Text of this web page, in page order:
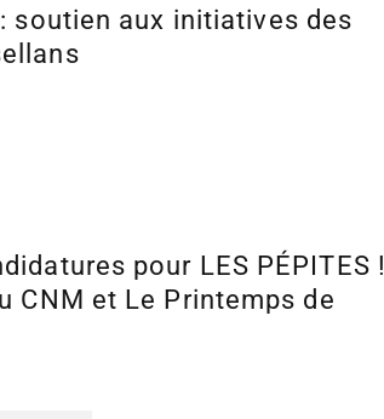
: soutien aux initiatives des
pour LES PÉPITES !
CNM et Le Printemps de